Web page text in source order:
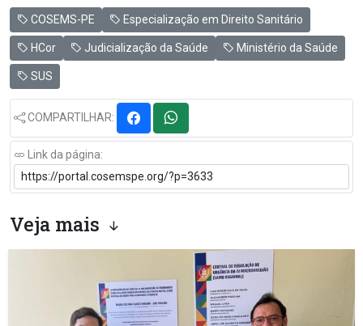
COSEMS-PE Especialização em Direito Sanitário
HCor Judicialização da Saúde Ministério da Saúde
SUS
COMPARTILHAR:
Link da página:
Veja mais